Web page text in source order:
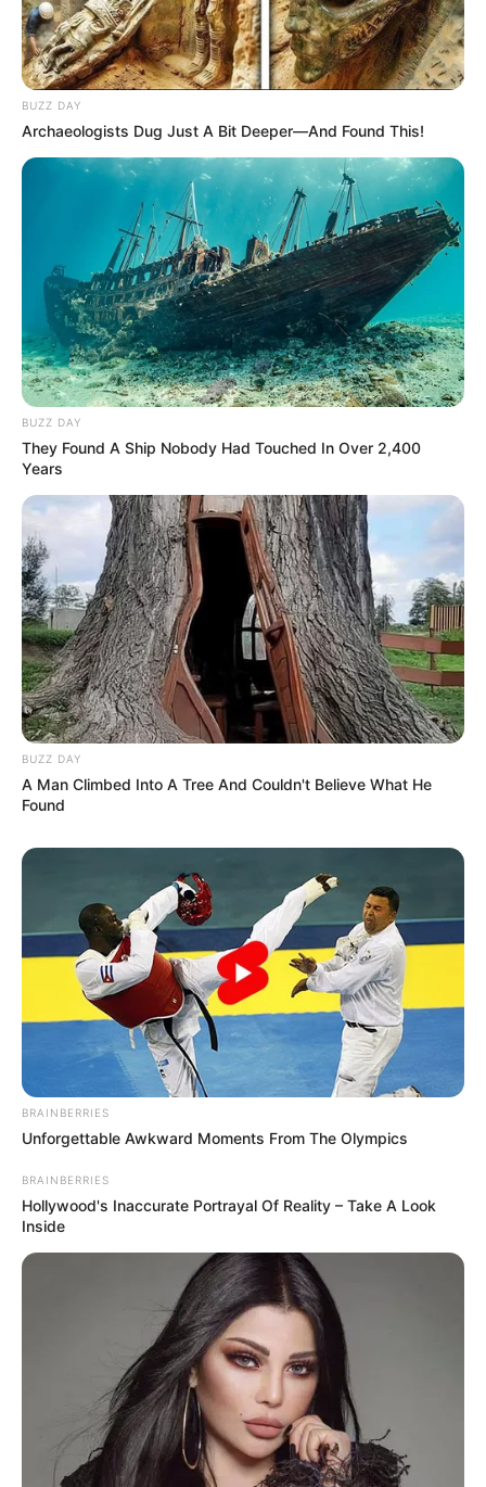
BUZZ DAY
Archaeologists Dug Just A Bit Deeper—And Found This!
BUZZ DAY
They Found A Ship Nobody Had Touched In Over 2,400
Years
BUZZ DAY
A Man Climbed Into A Tree And Couldn't Believe What He
Found
BRAINBERRIES
Unforgettable Awkward Moments From The Olympics
BRAINBERRIES
Hollywood's Inaccurate Portrayal Of Reality – Take A Look
Inside